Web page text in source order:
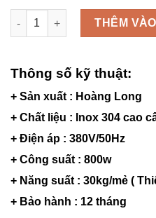
Máy sao ruốc bằng điện số
THÊM
Thông số kỹ thuật:
+ Sản xuất : Hoàng Long
+ Chất liệu : Inox 304 cao
+ Điện áp : 380V/50Hz
+ Công suất : 800w
+ Năng suất : 30kg/mẻ (
+ Bảo hành : 12 tháng